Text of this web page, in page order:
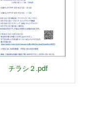
チラシ２.pdf